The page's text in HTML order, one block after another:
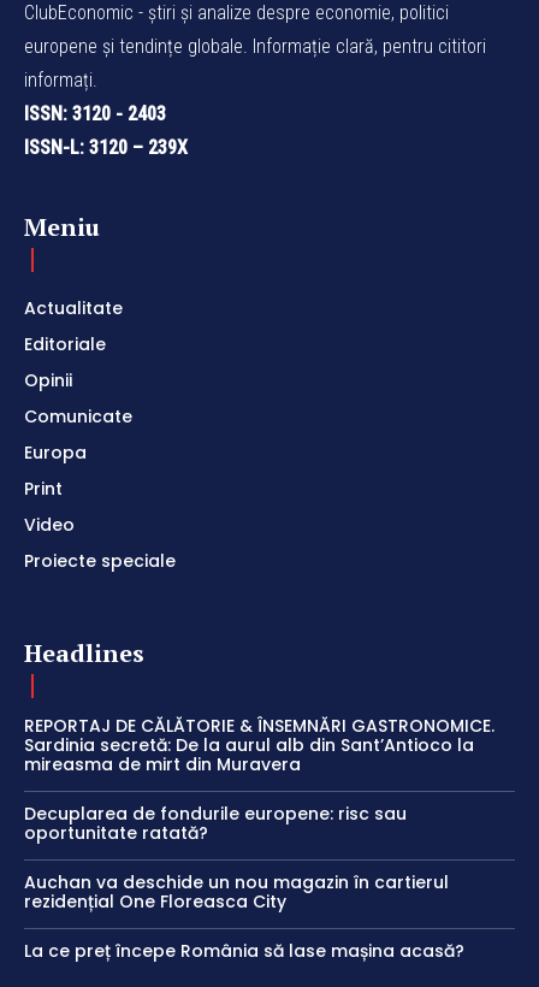
ClubEconomic - știri și analize despre economie, politici
europene și tendințe globale. Informație clară, pentru cititori
informați.
ISSN: 3120 - 2403
ISSN-L: 3120 – 239X
Meniu
Actualitate
Editoriale
Opinii
Comunicate
Europa
Print
Video
Proiecte speciale
Headlines
REPORTAJ DE CĂLĂTORIE & ÎNSEMNĂRI GASTRONOMICE.
Sardinia secretă: De la aurul alb din Sant’Antioco la
mireasma de mirt din Muravera
Decuplarea de fondurile europene: risc sau
oportunitate ratată?
Auchan va deschide un nou magazin în cartierul
rezidențial One Floreasca City
La ce preț începe România să lase mașina acasă?